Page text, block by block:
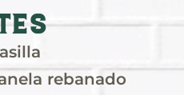
rebanado